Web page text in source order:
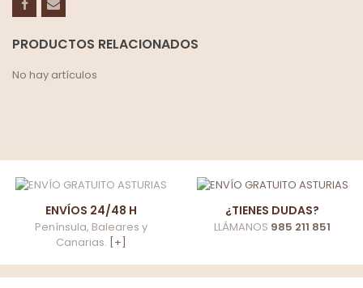
PRODUCTOS RELACIONADOS
No hay artículos
ENVÍOS 24/48 H
Península, Baleares y
Canarias. [+]
¿TIENES DUDAS?
LLÁMANOS 985 211 851